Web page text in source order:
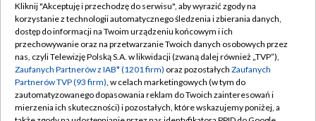
TVP
Abonament TVP
Emisja w TVP
Centrum informacji TVP
Naziemna Telewizja Cyfrowa
Regulamin TVP
Polityka prywatności
Moje zgody
Pomoc
Kliknij "Akceptuję i przechodzę do serwisu", aby wyrazić zgody na
korzystanie z technologii automatycznego śledzenia i zbierania danych,
dostęp do informacji na Twoim urządzeniu końcowym i ich
przechowywanie oraz na przetwarzanie Twoich danych osobowych przez
nas, czyli Telewizję Polską S.A. w likwidacji (zwaną dalej również „TVP”),
Zaufanych Partnerów z IAB* (1201 firm) oraz pozostałych Zaufanych
Partnerów TVP (93 firm), w celach marketingowych (w tym do
zautomatyzowanego dopasowania reklam do Twoich zainteresowań i
mierzenia ich skuteczności) i pozostałych, które wskazujemy poniżej, a